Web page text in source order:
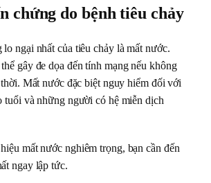
chứng do bệnh tiêu chảy
ngại nhất của tiêu chảy là mất nước.
gây đe dọa đến tính mạng nếu không
Mất nước đặc biệt nguy hiểm đối với
tuổi và những người có hệ miễn dịch
mất nước nghiêm trọng, bạn cần đến
ngay lập tức.